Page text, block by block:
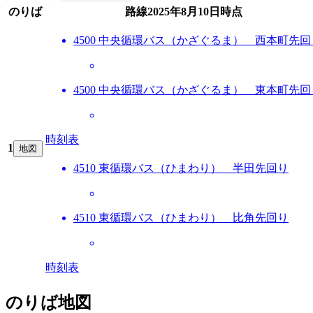
のりば
路線2025年8月10日 時点
1 地図
4500 中央循環バス（かざぐるま） 西本町先回
4500 中央循環バス（かざぐるま） 東本町先回
時刻表
4510 東循環バス（ひまわり） 半田先回り
4510 東循環バス（ひまわり） 比角先回り
時刻表
のりば地図